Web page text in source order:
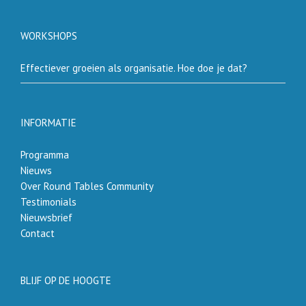
WORKSHOPS
Effectiever groeien als organisatie. Hoe doe je dat?
INFORMATIE
Programma
Nieuws
Over Round Tables Community
Testimonials
Nieuwsbrief
Contact
BLIJF OP DE HOOGTE